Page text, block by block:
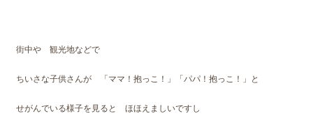
街中や 観光地などで
ちいさな子供さんが 「ママ！抱っこ！」「パパ！抱っこ！」と
せがんでいる様子を見ると ほほえましいですし